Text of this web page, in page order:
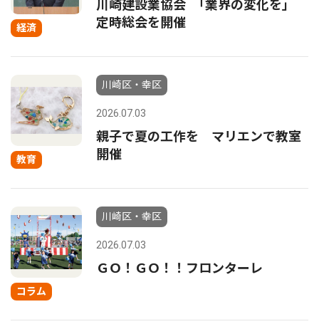
経済
川崎建設業協会 ｢業界の変化を｣
定時総会を開催
教育
川崎区・幸区
2026.07.03
親子で夏の工作を マリエンで教室
開催
コラム
川崎区・幸区
2026.07.03
ＧＯ！ＧＯ！！フロンターレ